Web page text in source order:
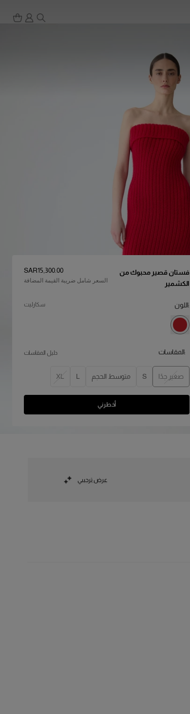
فستان قصير محبوك من
الكشمير
السعر:
SAR‌15,300.00
السعر شامل ضريبة القيمة المضافة
:اللون سكارليت
:المقاسات دليل المقاسات
صغير جدًا S متوسط الحجم L
XL
أخطرني
عرض ترحيبي